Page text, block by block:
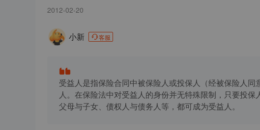
2012-02-20
小新 客服
受益人是指保险合同中被保险人或投保人（经被保险人
人。在保险法中对受益人的身份并无特殊限制，只要投
父母与子女、债权人与债务人等，都可成为受益人。